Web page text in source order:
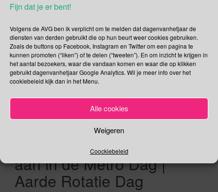
Fijn dat je er bent!
Volgens de AVG ben ik verplicht om te melden dat dagenvanhetjaar de
diensten van derden gebruikt die op hun beurt weer cookies gebruiken.
Zoals de buttons op Facebook, Instagram en Twitter om een pagina te
kunnen promoten (“liken”) of te delen (“tweeten”). En om inzicht te krijgen in
het aantal bezoekers, waar die vandaan komen en waar die op klikken
gebruikt dagenvanhetjaar Google Analytics. Wil je meer info over het
cookiebeleid kijk dan in het Menu.
Alle cookies
Weigeren
Coockiebeleid
De Vlaamse consument krijgt een aardbeiendag in de Week
viert Aardbeiendag haar tienjarig jubileum in 1931
Congrescentrum Brabanthallen te ‘s-Hertogenbosch. Een
dag met interessante lezingen over […]
8 januari – Zonder Broek
aan in de Metro Dag |
Aarde Rotatie Dag